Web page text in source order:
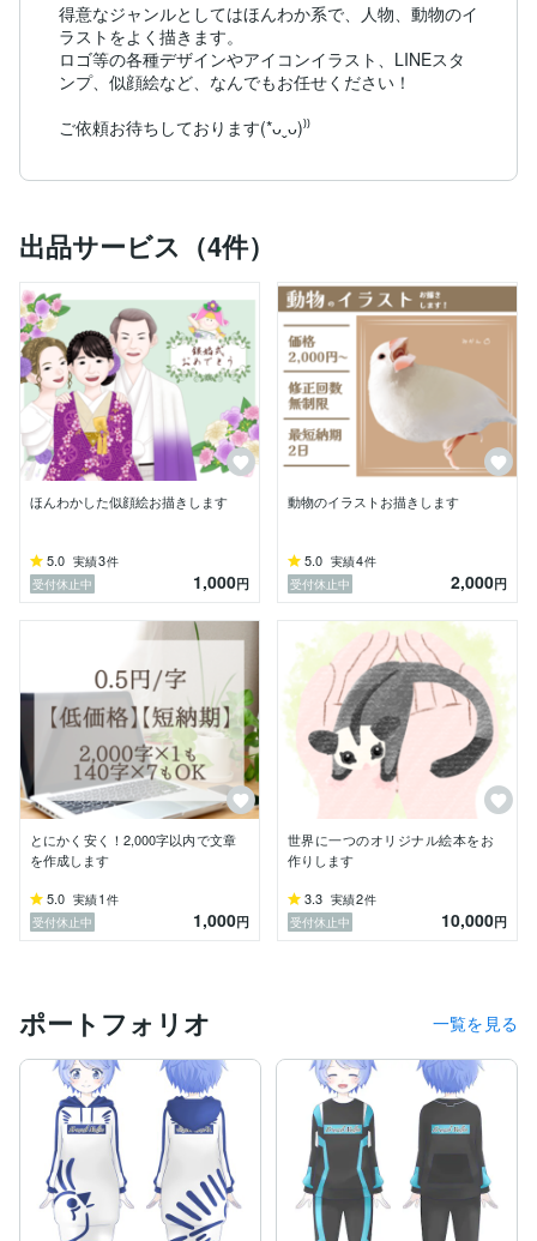
得意なジャンルとしてはほんわか系で、人物、動物のイ
ラストをよく描きます。
ロゴ等の各種デザインやアイコンイラスト、LINEスタ
ンプ、似顔絵など、なんでもお任せください！
ご依頼お待ちしております(*ᴗˬᴗ)⁾⁾
出品サービス（4件）
ほんわかした似顔絵お描きします
5.0 実績3件
受付休止中
1,000円
動物のイラストお描きします
5.0 実績4件
受付休止中
2,000円
とにかく安く！2,000字以内で文章
を作成します
5.0 実績1 件
受付休止中
1,000円
世界に一つのオリジナル絵本をお
作りします
3.3 実績2件
受付休止中
10,000円
ポートフォリオ 一覧を見る